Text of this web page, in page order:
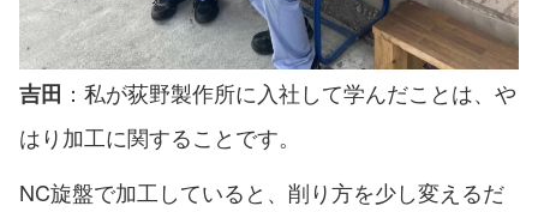
吉田 ：私が荻野製作所に入社して学んだことは、や
はり加工に関することです。
NC旋盤で加工していると、削り方を少し変えるだ